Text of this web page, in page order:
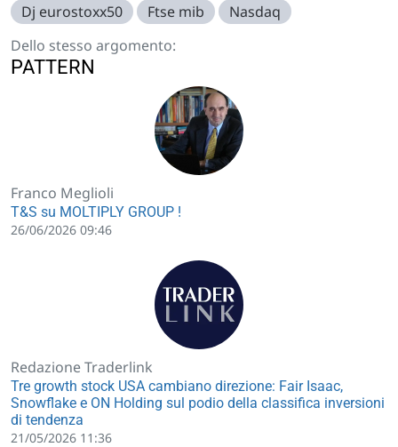
Dj eurostoxx50
Ftse mib
Nasdaq
Dello stesso argomento:
PATTERN
Franco Meglioli
T&S su MOLTIPLY GROUP !
26/06/2026 09:46
Redazione Traderlink
Tre growth stock USA cambiano direzione: Fair Isaac,
Snowflake e ON Holding sul podio della classifica inversioni
di tendenza
21/05/2026 11:36